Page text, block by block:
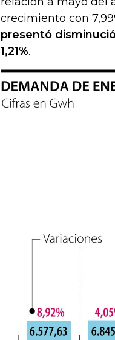
crecimiento con
presentó
1,21%.